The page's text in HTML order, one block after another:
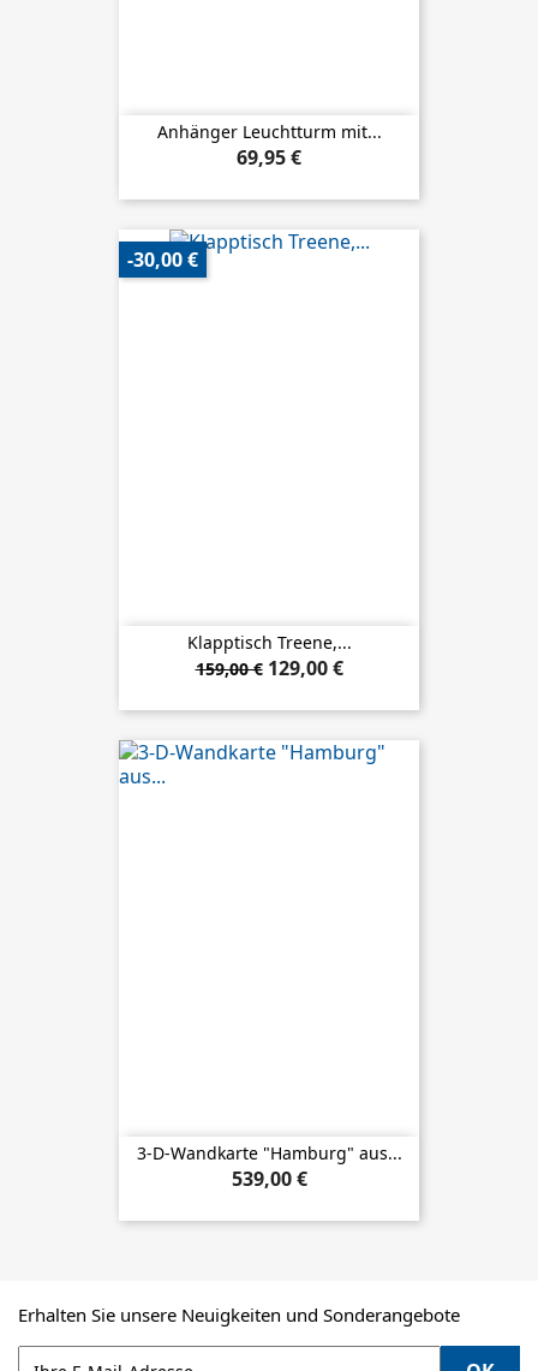
Anhänger Leuchtturm mit...
69,95 €
Klapptisch Treene,...
159,00 € 129,00 €
-30,00 €
3-D-Wandkarte "Hamburg" aus...
539,00 €
Erhalten Sie unsere Neuigkeiten und Sonderangebote